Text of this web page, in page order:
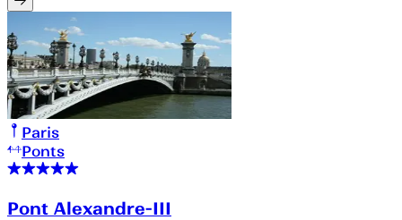
Paris
Ponts
Pont Alexandre-III